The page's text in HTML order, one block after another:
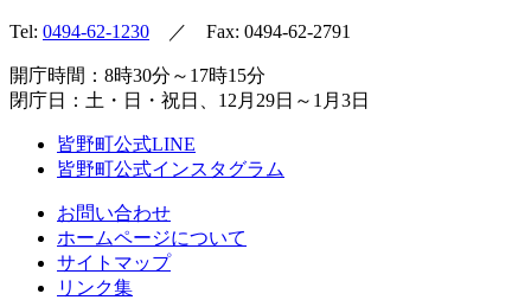
Tel: 0494-62-1230 ／ Fax: 0494-62-2791
開庁時間：8時30分～17時15分
閉庁日：土・日・祝日、12月29日～1月3日
皆野町公式LINE
皆野町公式インスタグラム
お問い合わせ
ホームページについて
サイトマップ
リンク集